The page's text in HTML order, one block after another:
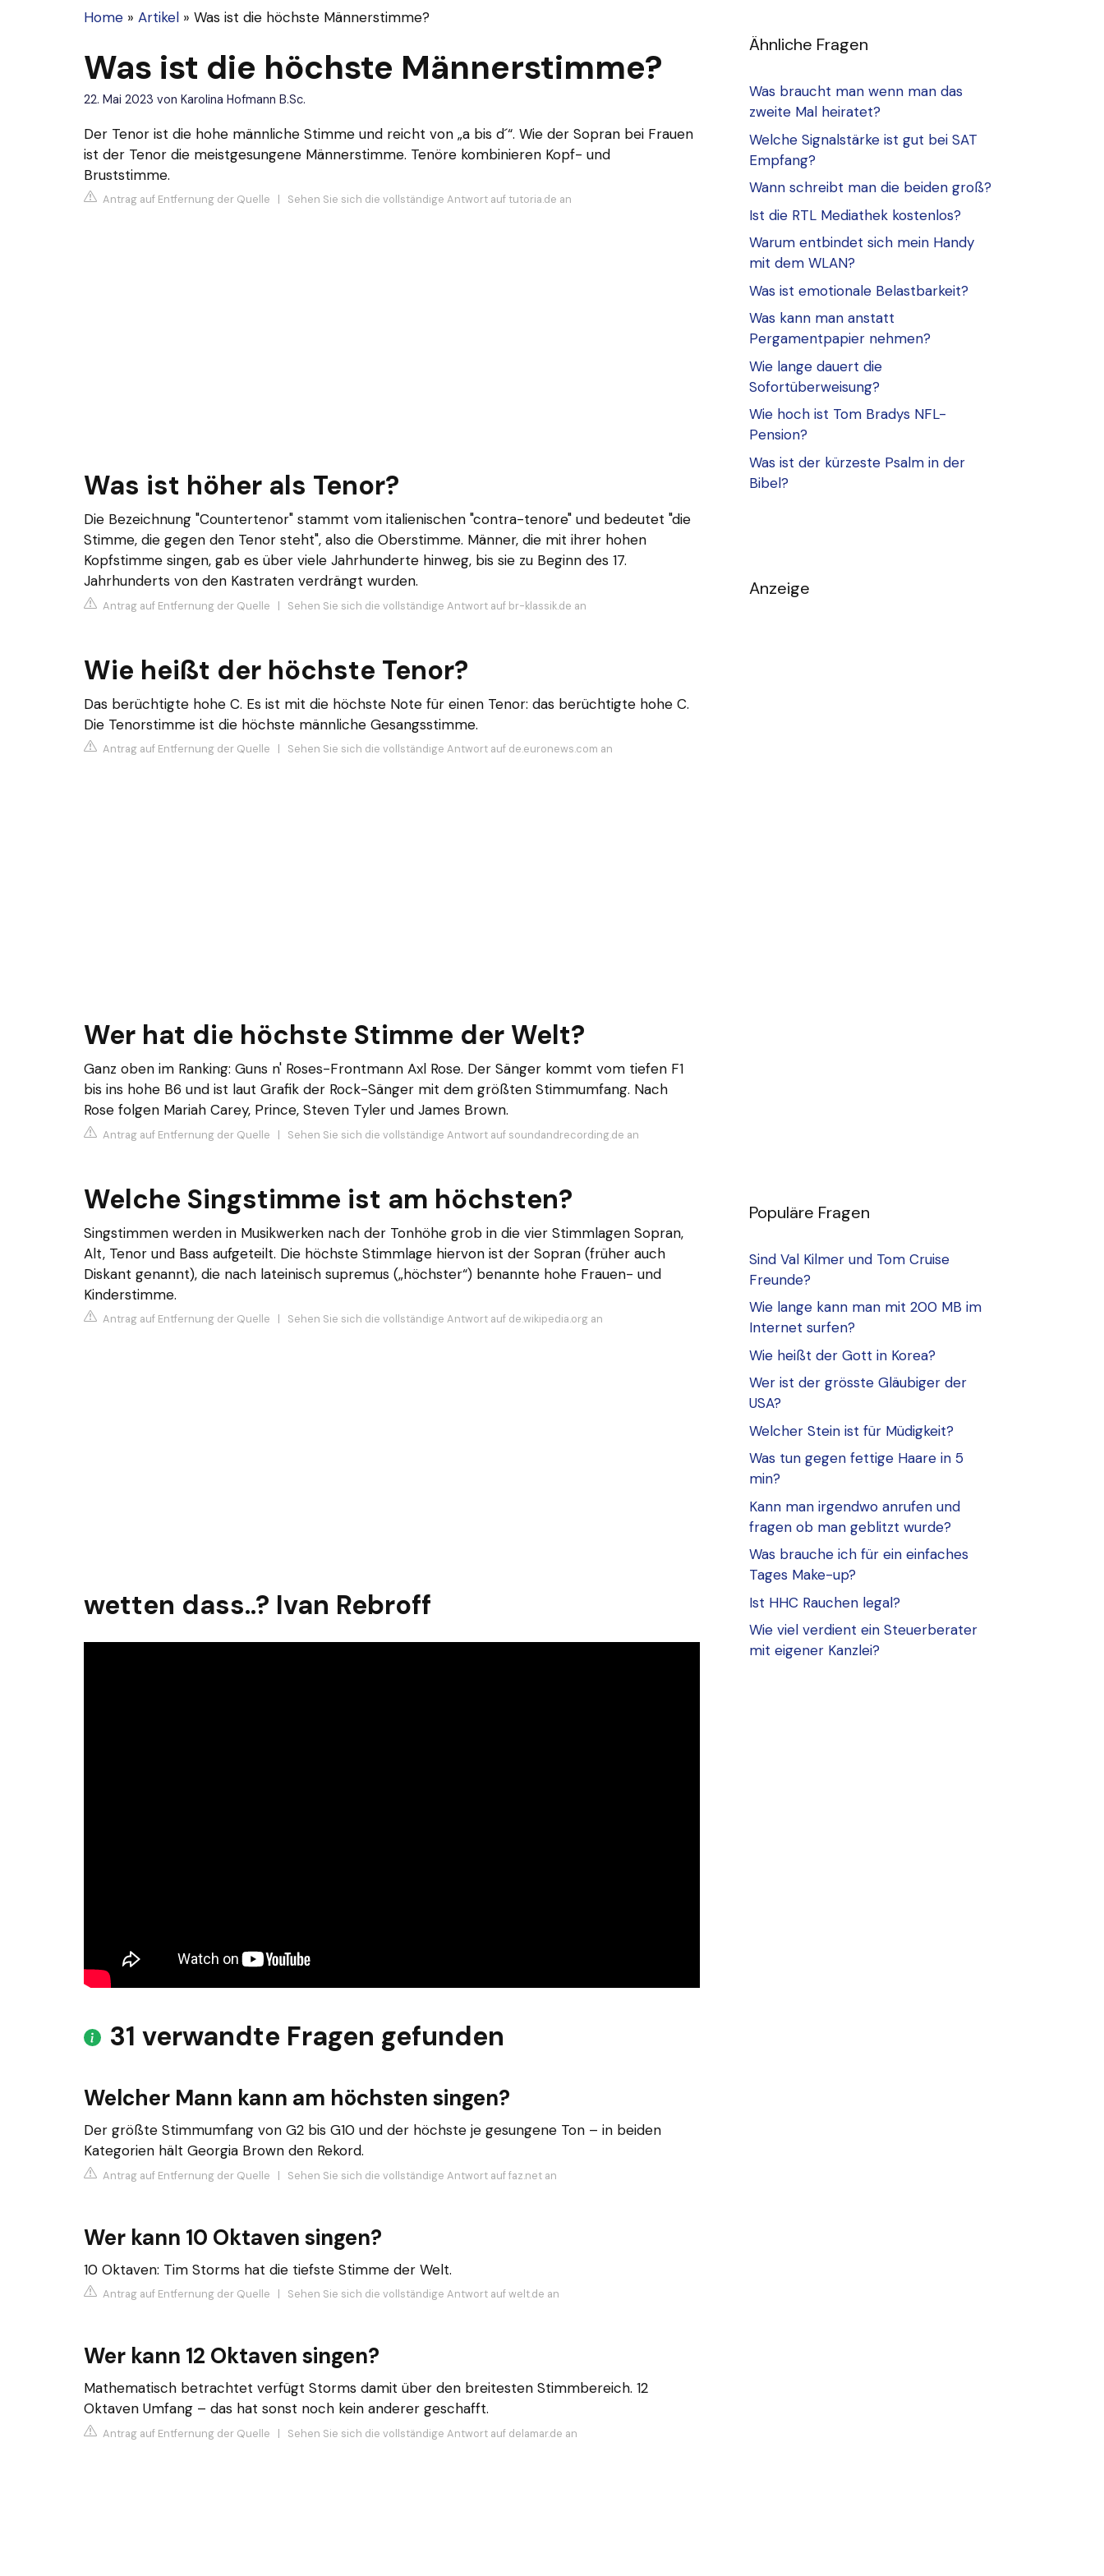
Home » Artikel » Was ist die höchste Männerstimme?
Was ist die höchste Männerstimme?
22. Mai 2023 von Karolina Hofmann B.Sc.
Der Tenor ist die hohe männliche Stimme und reicht von „a bis d´“. Wie der Sopran bei Frauen
ist der Tenor die meistgesungene Männerstimme. Tenöre kombinieren Kopf- und
Bruststimme.
Antrag auf Entfernung der Quelle | Sehen Sie sich die vollständige Antwort auf tutoria.de an
Was ist höher als Tenor?
Die Bezeichnung "Countertenor" stammt vom italienischen "contra-tenore" und bedeutet "die
Stimme, die gegen den Tenor steht", also die Oberstimme. Männer, die mit ihrer hohen
Kopfstimme singen, gab es über viele Jahrhunderte hinweg, bis sie zu Beginn des 17.
Jahrhunderts von den Kastraten verdrängt wurden.
Antrag auf Entfernung der Quelle | Sehen Sie sich die vollständige Antwort auf br-klassik.de an
Wie heißt der höchste Tenor?
Das berüchtigte hohe C. Es ist mit die höchste Note für einen Tenor: das berüchtigte hohe C.
Die Tenorstimme ist die höchste männliche Gesangsstimme.
Antrag auf Entfernung der Quelle | Sehen Sie sich die vollständige Antwort auf de.euronews.com an
Wer hat die höchste Stimme der Welt?
Ganz oben im Ranking: Guns n' Roses-Frontmann Axl Rose. Der Sänger kommt vom tiefen F1
bis ins hohe B6 und ist laut Grafik der Rock-Sänger mit dem größten Stimmumfang. Nach
Rose folgen Mariah Carey, Prince, Steven Tyler und James Brown.
Antrag auf Entfernung der Quelle | Sehen Sie sich die vollständige Antwort auf soundandrecording.de an
Welche Singstimme ist am höchsten?
Singstimmen werden in Musikwerken nach der Tonhöhe grob in die vier Stimmlagen Sopran,
Alt, Tenor und Bass aufgeteilt. Die höchste Stimmlage hiervon ist der Sopran (früher auch
Diskant genannt), die nach lateinisch supremus („höchster“) benannte hohe Frauen- und
Kinderstimme.
Antrag auf Entfernung der Quelle | Sehen Sie sich die vollständige Antwort auf de.wikipedia.org an
wetten dass..? Ivan Rebroff
31 verwandte Fragen gefunden
Welcher Mann kann am höchsten singen?
Der größte Stimmumfang von G2 bis G10 und der höchste je gesungene Ton – in beiden
Kategorien hält Georgia Brown den Rekord.
Antrag auf Entfernung der Quelle | Sehen Sie sich die vollständige Antwort auf faz.net an
Wer kann 10 Oktaven singen?
10 Oktaven: Tim Storms hat die tiefste Stimme der Welt.
Antrag auf Entfernung der Quelle Sehen Sie sich die vollständige Antwort auf welt.de an
Wer kann 12 Oktaven singen?
Mathematisch betrachtet verfügt Storms damit über den breitesten Stimmbereich. 12
Oktaven Umfang – das hat sonst noch kein anderer geschafft.
Antrag auf Entfernung der Quelle | Sehen Sie sich die vollständige Antwort auf delamar.de an
Ähnliche Fragen
Was braucht man wenn man das
zweite Mal heiratet?
Welche Signalstärke ist gut bei SAT
Empfang?
Wann schreibt man die beiden groß?
Ist die RTL Mediathek kostenlos?
Warum entbindet sich mein Handy
mit dem WLAN?
Was ist emotionale Belastbarkeit?
Was kann man anstatt
Pergamentpapier nehmen?
Wie lange dauert die
Sofortüberweisung?
Wie hoch ist Tom Bradys NFL-
Pension?
Was ist der kürzeste Psalm in der
Bibel?
Anzeige
Populäre Fragen
Sind Val Kilmer und Tom Cruise
Freunde?
Wie lange kann man mit 200 MB im
Internet surfen?
Wie heißt der Gott in Korea?
Wer ist der grösste Gläubiger der
USA?
Welcher Stein ist für Müdigkeit?
Was tun gegen fettige Haare in 5
min?
Kann man irgendwo anrufen und
fragen ob man geblitzt wurde?
Was brauche ich für ein einfaches
Tages Make-up?
Ist HHC Rauchen legal?
Wie viel verdient ein Steuerberater
mit eigener Kanzlei?